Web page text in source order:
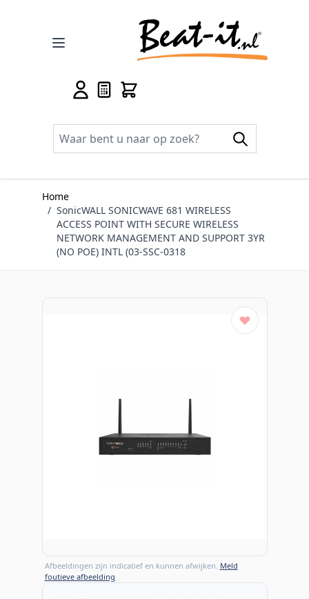
Home
/ SonicWALL SONICWAVE 681 WIRELESS
ACCESS POINT WITH SECURE WIRELESS
NETWORK MANAGEMENT AND SUPPORT 3YR
(NO POE) INTL (03-SSC-0318
Afbeeldingen zijn indicatief en kunnen afwijken. Meld
foutieve afbeelding